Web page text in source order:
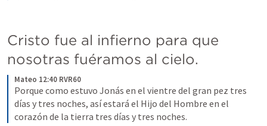
Cristo fue al infierno para que
nosotras fuéramos al cielo.
Mateo 12:40 RVR60
Porque como estuvo Jonás en el vientre del gran pez tres
días y tres noches, así estará el Hijo del Hombre en el
corazón de la tierra tres días y tres noches.